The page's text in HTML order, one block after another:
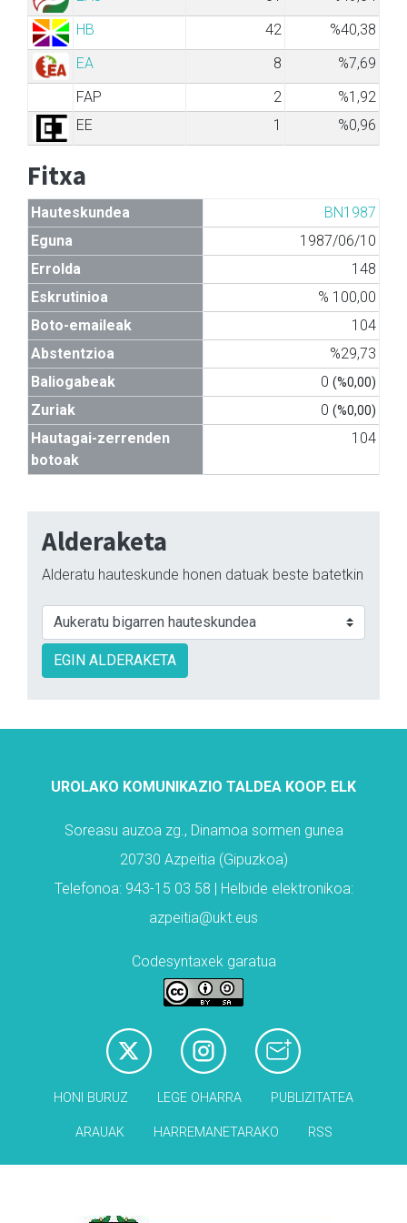
HB
42
%40,38
EA
8
%7,69
FAP
2
%1,92
EE
1 %0,96
Fitxa
Hauteskundea
BN1987
Eguna
1987/06/10
Errolda
148
Eskrutinioa
% 100,00
Boto-emaileak
104
Abstentzioa
%29,73
Baliogabeak
0 (%0,00)
Zuriak 0 (%0,00)
Hautagai-zerrenden
botoak
104
Alderaketa
Alderatu hauteskunde honen datuak beste batetkin
EGIN ALDERAKETA
UROLAKO KOMUNIKAZIO TALDEA KOOP. ELK
Soreasu auzoa zg., Dinamoa sormen gunea
20730 Azpeitia (Gipuzkoa)
Telefonoa: 943-15 03 58 | Helbide elektronikoa:
azpeitia@ukt.eus
Codesyntaxek garatua
HONI BURUZ LEGE OHARRA PUBLIZITATEA
ARAUAK HARREMANETARAKO RSS